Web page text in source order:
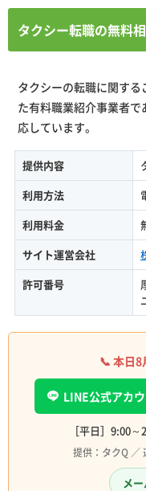
タクシー転職の無料
タクシーの転職に関す
た有料職業紹介事業者
応しています。
提供内容
利用方法
利用料金
サイト運営会社
許可番号
📞 本日8
LINE公式アカ
［平日］9:00
提供：タクQ ／
メ